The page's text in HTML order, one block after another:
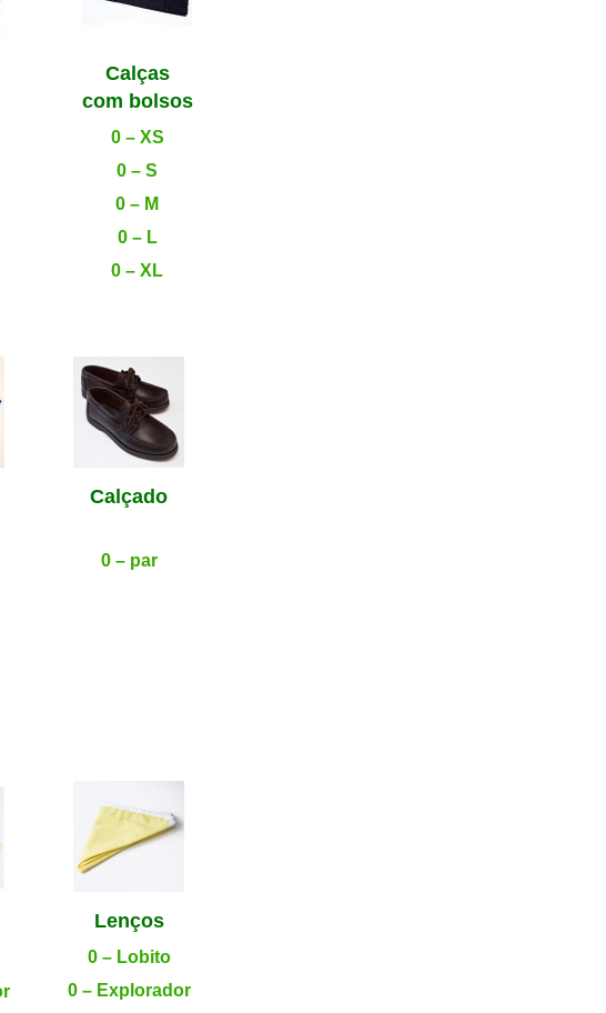
Calças
com bolsos
0 – XS
0 – S
0 – M
0 – L
0 – XL
Calçado
0 – par
Lenços
0 – Lobito
0 – Explorador